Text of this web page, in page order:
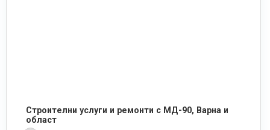
Строителни услуги и ремонти с МД-90, Варна и
област